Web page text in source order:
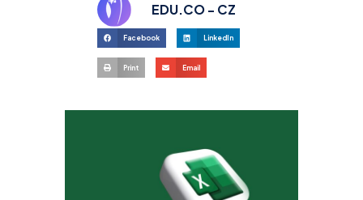
EDU.CO - CZ
Facebook LinkedIn
Print Email